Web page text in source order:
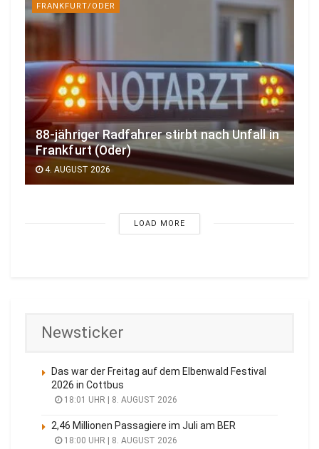
FRANKFURT/ODER
88-jähriger Radfahrer stirbt nach Unfall in
Frankfurt (Oder)
4. AUGUST 2026
LOAD MORE
Newsticker
Das war der Freitag auf dem Elbenwald Festival
2026 in Cottbus
18:01 UHR | 8. AUGUST 2026
2,46 Millionen Passagiere im Juli am BER
18:00 UHR | 8. AUGUST 2026